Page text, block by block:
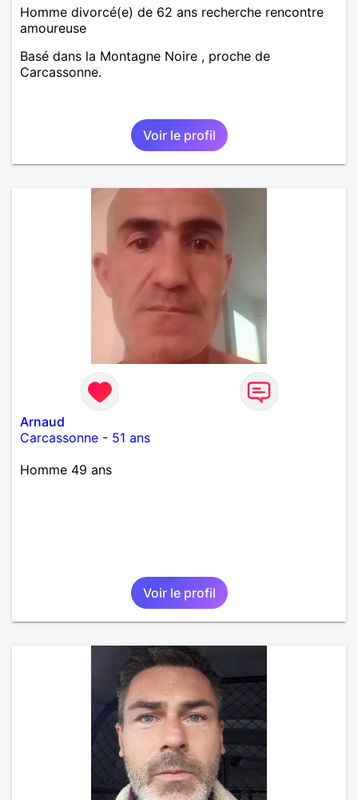
Homme divorcé(e) de 62 ans recherche rencontre
amoureuse
Basé dans la Montagne Noire , proche de
Carcassonne.
Voir le profil
Arnaud
Carcassonne - 51 ans
Homme 49 ans
Voir le profil